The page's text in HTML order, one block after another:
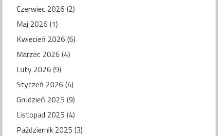
Czerwiec 2026 (2)
Maj 2026 (1)
Kwiecień 2026 (6)
Marzec 2026 (4)
Luty 2026 (9)
Styczeń 2026 (4)
Grudzień 2025 (9)
Listopad 2025 (4)
Październik 2025 (3)